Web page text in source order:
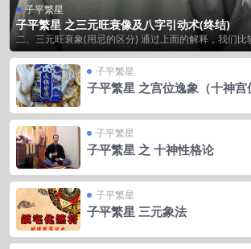
子平繁星
子平繁星 之三元旺衰像及八字引动术(终结)
二、三元旺衰象(用忌的区分) 通过上面的解释，我们
是个体自...
子平繁星
子平繁星 之宫位逸象（十神
子平繁星
子平繁星 之 十神性格论
子平繁星
子平繁星 三元象法